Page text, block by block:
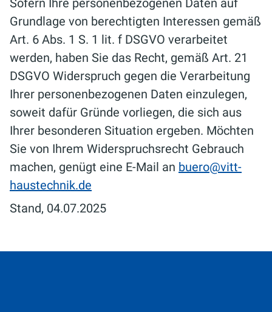
Grundlage von berechtigten Interessen gemäß
Art. 6 Abs. 1 S. 1 lit. f DSGVO verarbeitet
werden, haben Sie das Recht, gemäß Art. 21
DSGVO Widerspruch gegen die Verarbeitung
Ihrer personenbezogenen Daten einzulegen,
soweit dafür Gründe vorliegen, die sich aus
Ihrer besonderen Situation ergeben. Möchten
Sie von Ihrem Widerspruchsrecht Gebrauch
machen, genügt eine E-Mail an buero@vitt-
haustechnik.de
Stand, 04.07.2025